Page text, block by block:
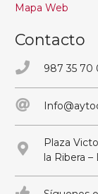
Mapa Web
Contacto
987 35 70
Plaza
la Ribera –